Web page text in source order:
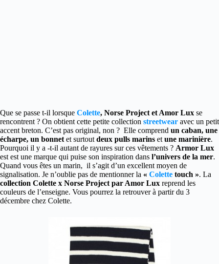
Que se passe t-il lorsque Colette, Norse Project et Amor Lux se
rencontrent ? On obtient cette petite collection streetwear avec un petit
accent breton. C’est pas original, non ? Elle comprend un caban, une
écharpe, un bonnet et surtout deux pulls marins et une marinière.
Pourquoi il y a -t-il autant de rayures sur ces vêtements ? Armor Lux
est est une marque qui puise son inspiration dans l’univers de la mer.
Quand vous êtes un marin, il s’agit d’un excellent moyen de
signalisation. Je n’oublie pas de mentionner la « Colette touch ». La
collection Colette x Norse Project par Amor Lux reprend les
couleurs de l’enseigne. Vous pourrez la retrouver à partir du 3
décembre chez Colette.